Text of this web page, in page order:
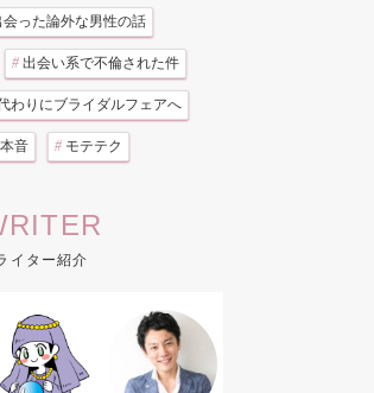
会った論外な男性の話
# 出会い系で不倫された件
わりにブライダルフェアへ
音 # モテテク
イター紹介